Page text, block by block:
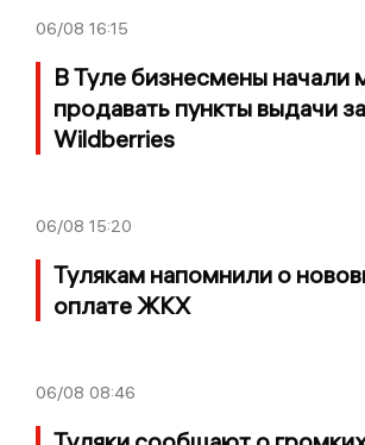
06/08 16:15
В Туле бизнесмены начали
продавать пункты выдачи
Wildberries
06/08 15:20
Тулякам напомнили о
оплате ЖКХ
06/08 08:46